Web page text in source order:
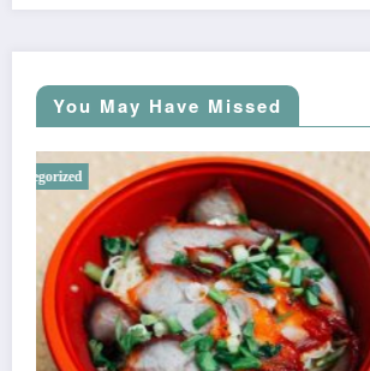
You May Have Missed
Uncategorized